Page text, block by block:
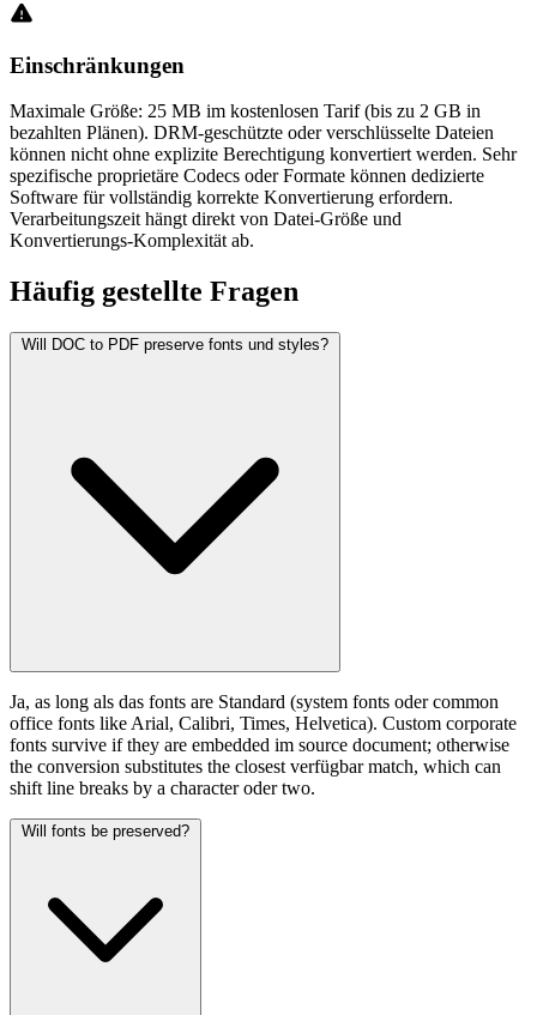
Einschränkungen
Maximale Größe: 25 MB im kostenlosen Tarif (bis zu 2 GB in
bezahlten Plänen). DRM-geschützte oder verschlüsselte Dateien
können nicht ohne explizite Berechtigung konvertiert werden. Sehr
spezifische proprietäre Codecs oder Formate können dedizierte
Software für vollständig korrekte Konvertierung erfordern.
Verarbeitungszeit hängt direkt von Datei-Größe und
Konvertierungs-Komplexität ab.
Häufig gestellte Fragen
Will DOC to PDF preserve fonts und styles?
Ja, as long als das fonts are Standard (system fonts oder common
office fonts like Arial, Calibri, Times, Helvetica). Custom corporate
fonts survive if they are embedded im source document; otherwise
the conversion substitutes the closest verfügbar match, which can
shift line breaks by a character oder two.
Will fonts be preserved?